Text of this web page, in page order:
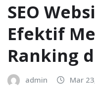
SEO
Efektif
Ranking
admin Mar